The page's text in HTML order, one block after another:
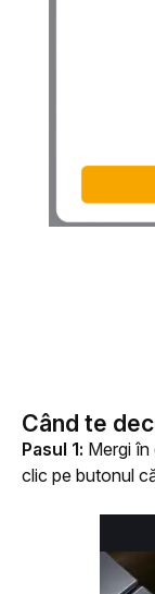
Când te
Pasul 1: Mergi în
clic pe butonul